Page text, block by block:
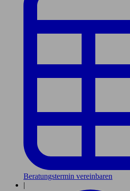
Beratungstermin vereinbaren
|